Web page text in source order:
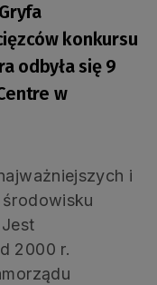
konkursu
odbyła się 9
w
i
2000 r.